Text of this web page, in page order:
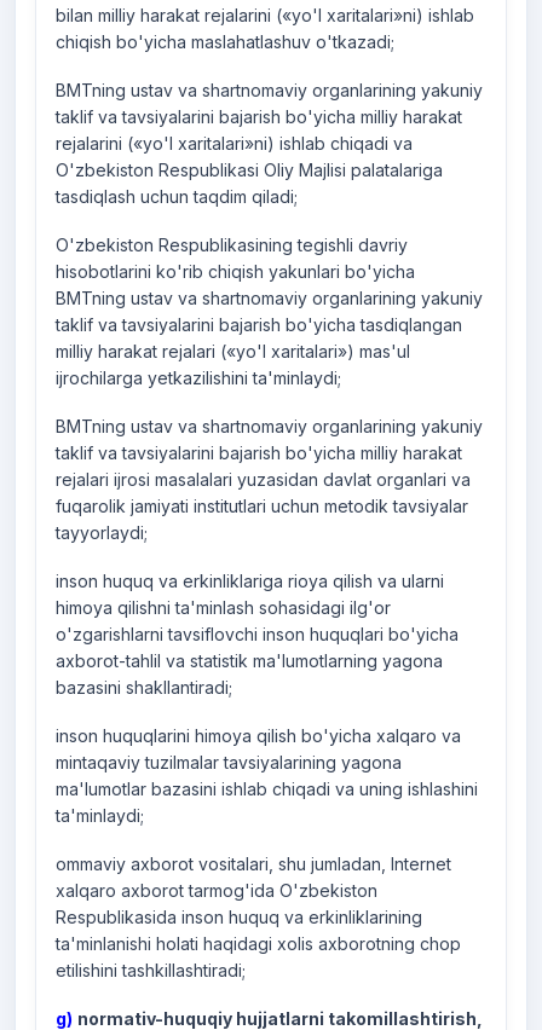
bilan milliy harakat rejalarini («yo'l xaritalari»ni) ishlab
chiqish bo'yicha maslahatlashuv o'tkazadi;
BMTning ustav va shartnomaviy organlarining yakuniy
taklif va tavsiyalarini bajarish bo'yicha milliy harakat
rejalarini («yo'l xaritalari»ni) ishlab chiqadi va
O'zbekiston Respublikasi Oliy Majlisi palatalariga
tasdiqlash uchun taqdim qiladi;
O'zbekiston Respublikasining tegishli davriy
hisobotlarini ko'rib chiqish yakunlari bo'yicha
BMTning ustav va shartnomaviy organlarining yakuniy
taklif va tavsiyalarini bajarish bo'yicha tasdiqlangan
milliy harakat rejalari («yo'l xaritalari») mas'ul
ijrochilarga yetkazilishini ta'minlaydi;
BMTning ustav va shartnomaviy organlarining yakuniy
taklif va tavsiyalarini bajarish bo'yicha milliy harakat
rejalari ijrosi masalalari yuzasidan davlat organlari va
fuqarolik jamiyati institutlari uchun metodik tavsiyalar
tayyorlaydi;
inson huquq va erkinliklariga rioya qilish va ularni
himoya qilishni ta'minlash sohasidagi ilg'or
o'zgarishlarni tavsiflovchi inson huquqlari bo'yicha
axborot-tahlil va statistik ma'lumotlarning yagona
bazasini shakllantiradi;
inson huquqlarini himoya qilish bo'yicha xalqaro va
mintaqaviy tuzilmalar tavsiyalarining yagona
ma'lumotlar bazasini ishlab chiqadi va uning ishlashini
ta'minlaydi;
ommaviy axborot vositalari, shu jumladan, Internet
xalqaro axborot tarmog'ida O'zbekiston
Respublikasida inson huquq va erkinliklarining
ta'minlanishi holati haqidagi xolis axborotning chop
etilishini tashkillashtiradi;
g) normativ-huquqiy hujjatlarni takomillashtirish,